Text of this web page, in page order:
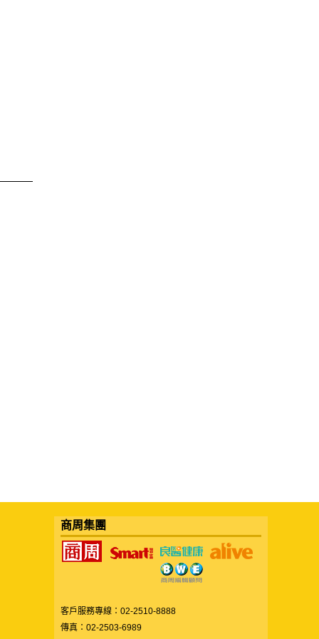
商周集團
客戶服務專線：02-2510-8888
傳真：02-2503-6989